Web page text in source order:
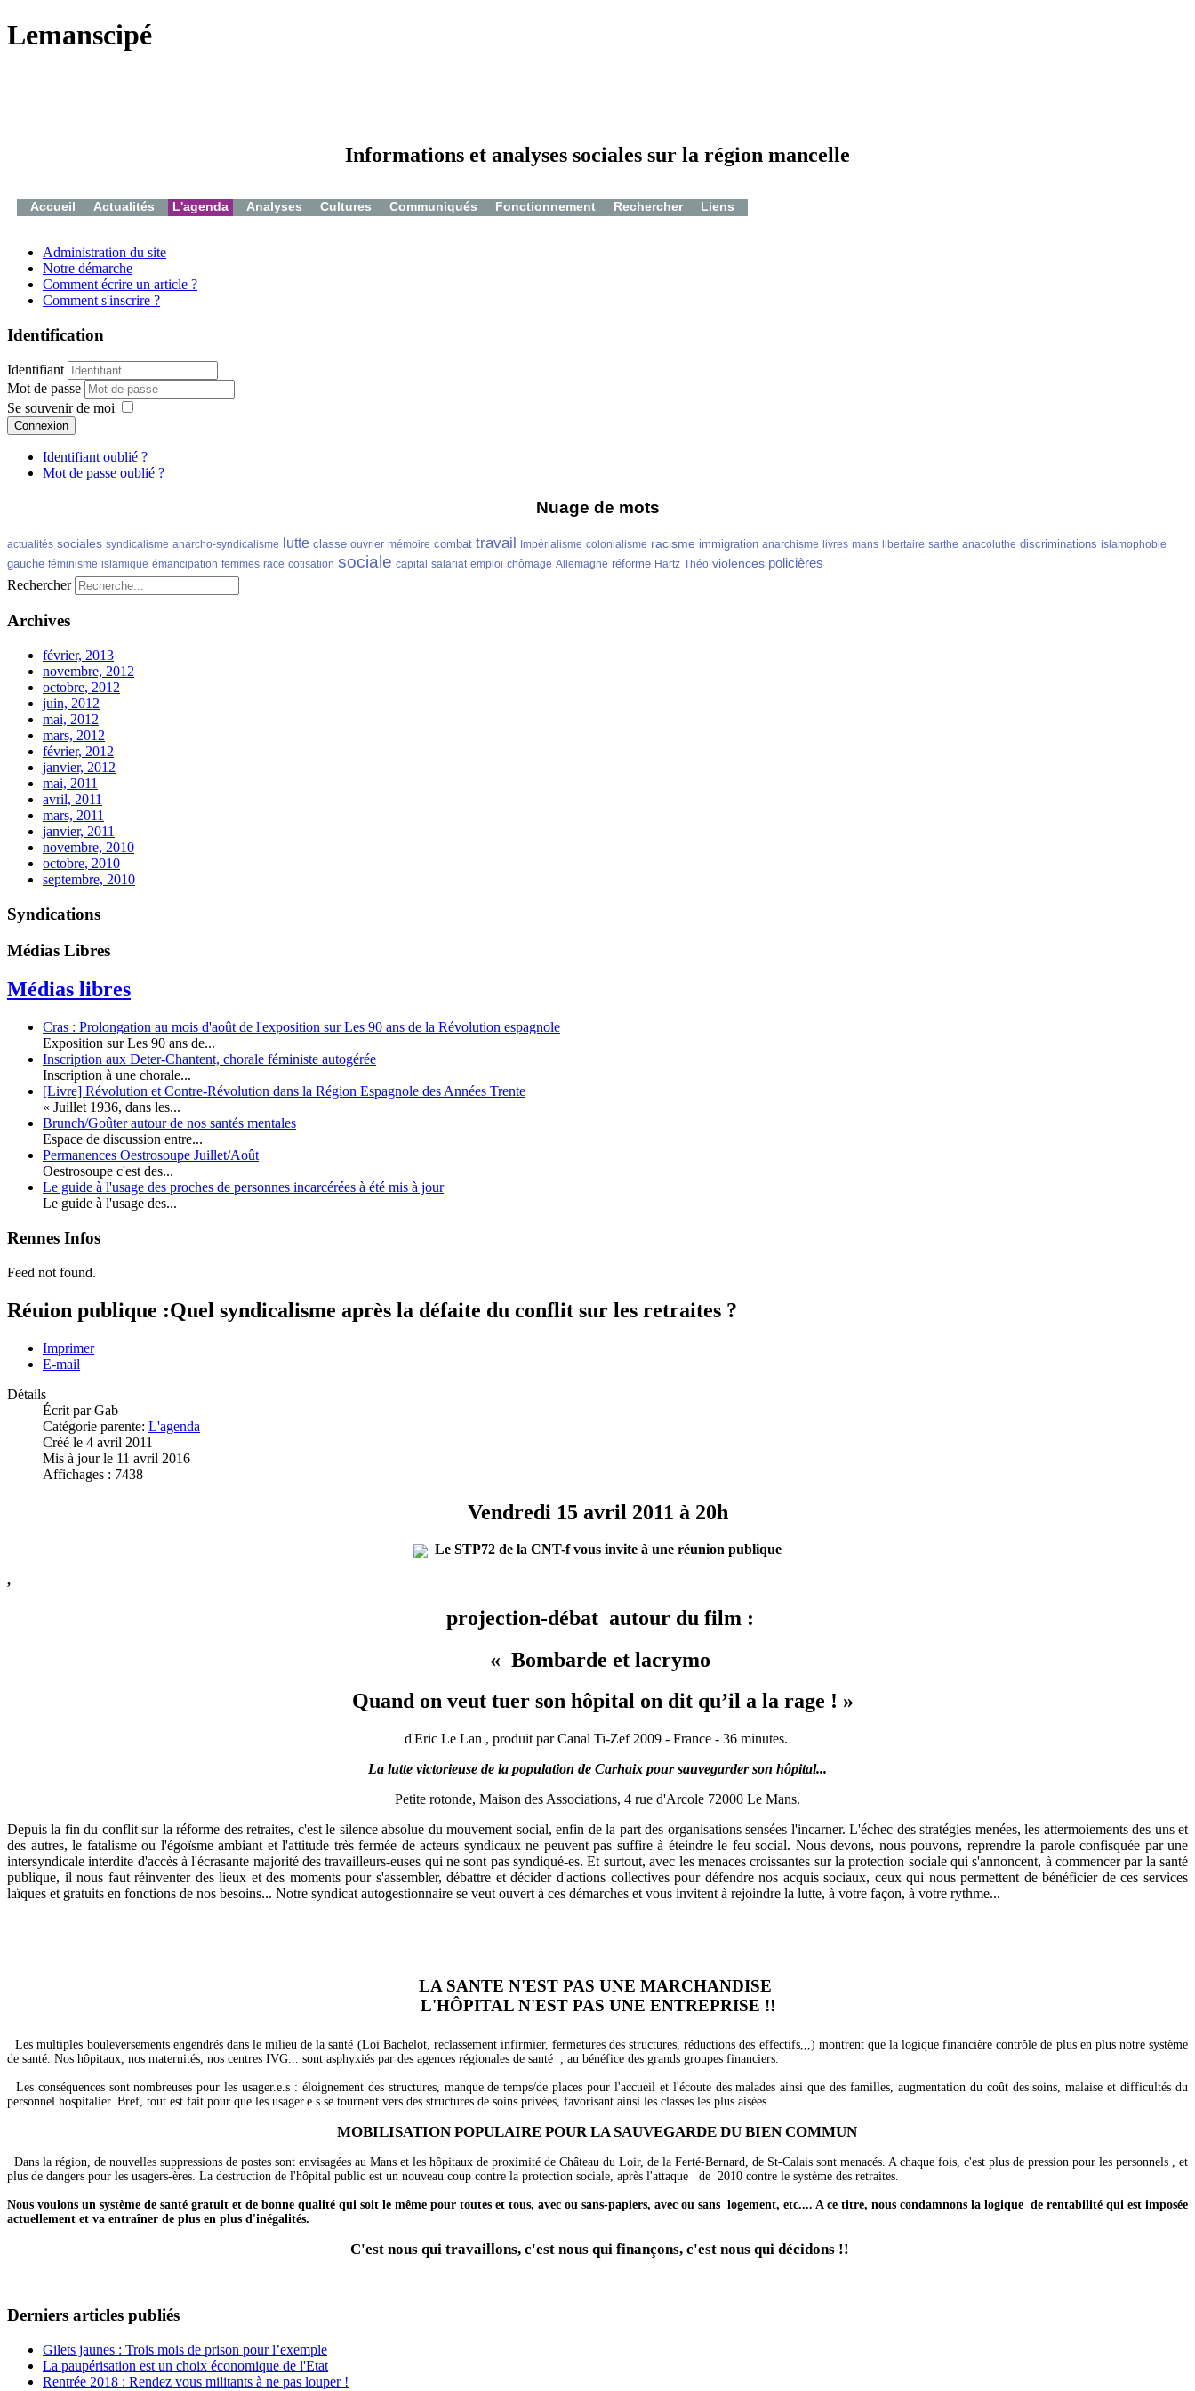
Lemanscipé
Informations et analyses sociales sur la région mancelle
Accueil Actualités L'agenda Analyses Cultures Communiqués Fonctionnement Rechercher Liens
Administration du site
Notre démarche
Comment écrire un article ?
Comment s'inscrire ?
Identification
Identifiant
Mot de passe
Se souvenir de moi
Connexion
Identifiant oublié ?
Mot de passe oublié ?
Nuage de mots
actualités sociales syndicalisme anarcho-syndicalisme lutte classe ouvrier mémoire combat travail Impérialisme colonialisme racisme immigration anarchisme livres mans libertaire sarthe anacoluthe discriminations islamophobie
gauche féminisme islamique émancipation femmes race cotisation sociale capital salariat emploi chômage Allemagne réforme Hartz Théo violences policières
Rechercher
Archives
février, 2013
novembre, 2012
octobre, 2012
juin, 2012
mai, 2012
mars, 2012
février, 2012
janvier, 2012
mai, 2011
avril, 2011
mars, 2011
janvier, 2011
novembre, 2010
octobre, 2010
septembre, 2010
Syndications
Médias Libres
Médias libres
Cras : Prolongation au mois d'août de l'exposition sur Les 90 ans de la Révolution espagnole
Exposition sur Les 90 ans de...
Inscription aux Deter-Chantent, chorale féministe autogérée
Inscription à une chorale...
[Livre] Révolution et Contre-Révolution dans la Région Espagnole des Années Trente
« Juillet 1936, dans les...
Brunch/Goûter autour de nos santés mentales
Espace de discussion entre...
Permanences Oestrosoupe Juillet/Août
Oestrosoupe c'est des...
Le guide à l'usage des proches de personnes incarcérées à été mis à jour
Le guide à l'usage des...
Rennes Infos
Feed not found.
Réuion publique :Quel syndicalisme après la défaite du conflit sur les retraites ?
Imprimer
E-mail
Détails
Écrit parGab
Catégorie parente: L'agenda
Créé le 4 avril 2011
Mis à jour le 11 avril 2016
Affichages : 7438
Vendredi 15 avril 2011 à 20h
Le STP72 de la CNT-f vous invite à une réunion publique
,
projection-débat autour du film :
« Bombarde et lacrymo
Quand on veut tuer son hôpital on dit qu’il a la rage ! »
d'Eric Le Lan , produit par Canal Ti-Zef 2009 - France - 36 minutes.
La lutte victorieuse de la population de Carhaix pour sauvegarder son hôpital...
Petite rotonde, Maison des Associations, 4 rue d'Arcole 72000 Le Mans.
Depuis la fin du conflit sur la réforme des retraites, c'est le silence absolue du mouvement social, enfin de la part des organisations sensées l'incarner. L'échec des stratégies menées, les attermoiements des uns et
des autres, le fatalisme ou l'égoïsme ambiant et l'attitude très fermée de acteurs syndicaux ne peuvent pas suffire à éteindre le feu social. Nous devons, nous pouvons, reprendre la parole confisquée par une
intersyndicale interdite d'accès à l'écrasante majorité des travailleurs-euses qui ne sont pas syndiqué-es. Et surtout, avec les menaces croissantes sur la protection sociale qui s'annoncent, à commencer par la santé
publique, il nous faut réinventer des lieux et des moments pour s'assembler, débattre et décider d'actions collectives pour défendre nos acquis sociaux, ceux qui nous permettent de bénéficier de ces services
laïques et gratuits en fonctions de nos besoins... Notre syndicat autogestionnaire se veut ouvert à ces démarches et vous invitent à rejoindre la lutte, à votre façon, à votre rythme...
LA SANTE N'EST PAS UNE MARCHANDISE
L'HÔPITAL N'EST PAS UNE ENTREPRISE !!
Les multiples bouleversements engendrés dans le milieu de la santé (Loi Bachelot, reclassement infirmier, fermetures des structures, réductions des effectifs,,,) montrent que la logique financière contrôle de plus en plus notre système
de santé. Nos hôpitaux, nos maternités, nos centres IVG... sont asphyxiés par des agences régionales de santé , au bénéfice des grands groupes financiers.
Les conséquences sont nombreuses pour les usager.e.s : éloignement des structures, manque de temps/de places pour l'accueil et l'écoute des malades ainsi que des familles, augmentation du coût des soins, malaise et difficultés du
personnel hospitalier. Bref, tout est fait pour que les usager.e.s se tournent vers des structures de soins privées, favorisant ainsi les classes les plus aisées.
MOBILISATION POPULAIRE POUR LA SAUVEGARDE DU BIEN COMMUN
Dans la région, de nouvelles suppressions de postes sont envisagées au Mans et les hôpitaux de proximité de Château du Loir, de la Ferté-Bernard, de St-Calais sont menacés. A chaque fois, c'est plus de pression pour les personnels , et
plus de dangers pour les usagers-ères. La destruction de l'hôpital public est un nouveau coup contre la protection sociale, après l'attaque
de 2010 contre le système des retraites.
Nous voulons un système de santé gratuit et de bonne qualité qui soit le même pour toutes et tous, avec ou sans-papiers, avec ou sans logement, etc.... A ce titre, nous condamnons la logique de rentabilité qui est imposée
actuellement et va entraîner de plus en plus d'inégalités.
C'est nous qui travaillons, c'est nous qui finançons, c'est nous qui décidons !!
Derniers articles publiés
Gilets jaunes : Trois mois de prison pour l’exemple
La paupérisation est un choix économique de l'Etat
Rentrée 2018 : Rendez vous militants à ne pas louper !